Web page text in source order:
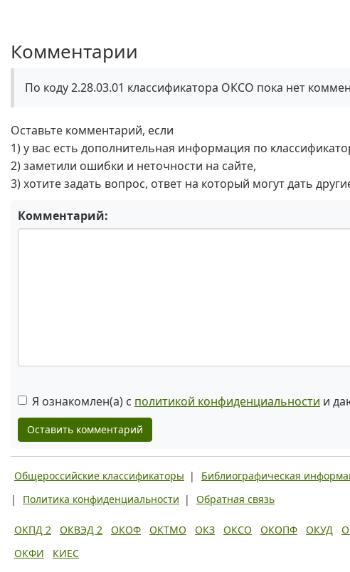
Комментарии
По коду 2.28.03.01 классификатора ОКСО пока нет
Оставьте комментарий, если
1) у вас есть дополнительная информация по
2) заметили ошибки и неточности на сайте,
3) хотите задать вопрос, ответ на который могут дать
Комментарий:
Я ознакомлен(а) с политикой конфиденциальности и
Оставить комментарий
Общероссийские классификаторы | Библиографическая
|
Политика конфиденциальности | Обратная связь
ОКПД 2 ОКВЭД 2 ОКОФ ОКТМО ОКЗ ОКСО ОКОПФ ОКУД
ОКФИ
КИЕС